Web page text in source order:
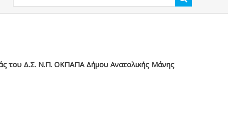
του Δ.Σ. Ν.Π. ΟΚΠΑΠΑ Δήμου Ανατολικής Μάνης